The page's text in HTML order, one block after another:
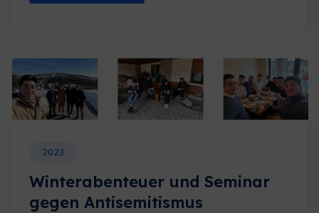
2023
Winterabenteuer und Seminar
gegen Antisemitismus